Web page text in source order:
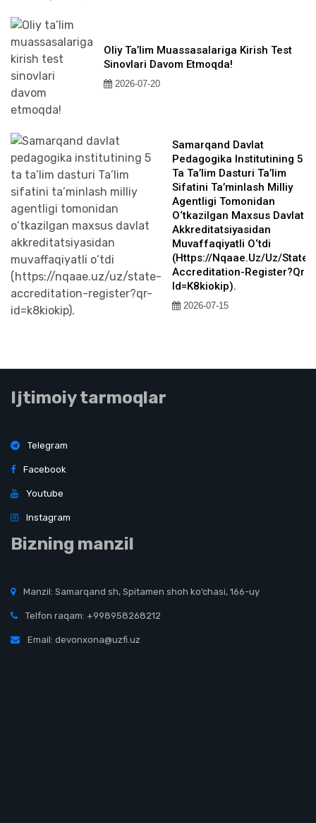
Oliy Ta’lim Muassasalariga Kirish Test
Sinovlari Davom Etmoqda!
2026-07-20
Samarqand Davlat
Pedagogika Institutining 5
Ta Ta’lim Dasturi Ta’lim
Sifatini Ta’minlash Milliy
Agentligi Tomonidan
O‘tkazilgan Maxsus Davlat
Akkreditatsiyasidan
Muvaffaqiyatli O‘tdi
(https://nqaae.uz/uz/state-
Accreditation-Register?qr-
Id=k8kiokip).
2026-07-15
Ijtimoiy tarmoqlar
Telegram
Facebook
Youtube
Instagram
Bizning manzil
Manzil: Samarqand sh, Spitamen shoh ko‘chasi, 166-uy
Telfon raqam: +998958268212
Email: devonxona@uzfi.uz